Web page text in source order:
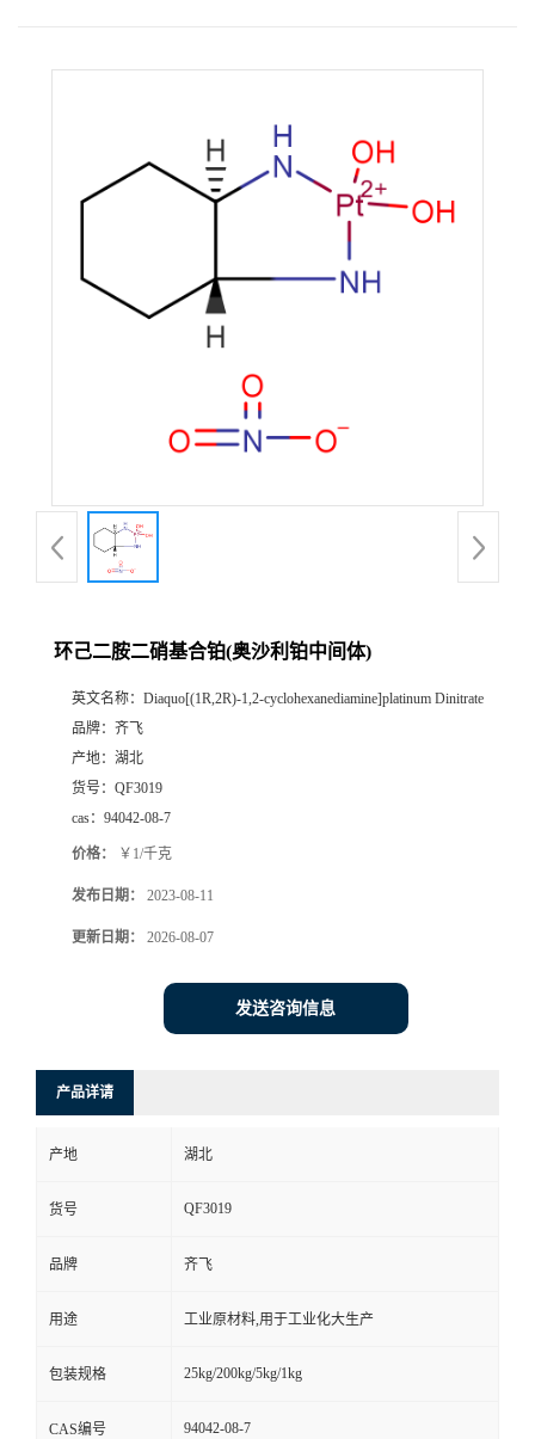
联
系
环己二胺二硝基合铂(奥沙利铂中间体)
英文名称： Diaquo[(1R,2R)-1,2-cyclohexanediamine]platinum Dinitrate
品牌： 齐飞
产地： 湖北
货号： QF3019
cas： 94042-08-7
价格： ￥1/千克
发布日期： 2023-08-11
更新日期： 2026-08-07
发送咨询信息
产品详请
产地 湖北
货号 QF3019
品牌 齐飞
用途 工业原材料,用于工业化大生产
包装规格 25kg/200kg/5kg/1kg
CAS编号 94042-08-7